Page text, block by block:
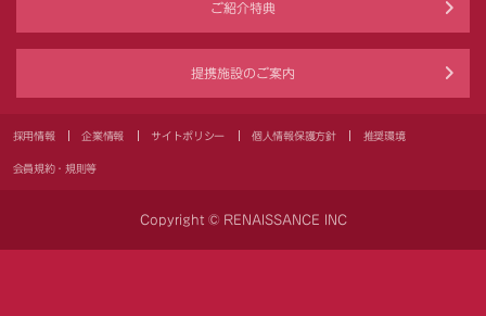
ご紹介特典
提携施設のご案内
採用情報 企業情報 サイトポリシー 個人情報保護方針 推奨環境
会員規約・規則等
Copyright © RENAISSANCE INC